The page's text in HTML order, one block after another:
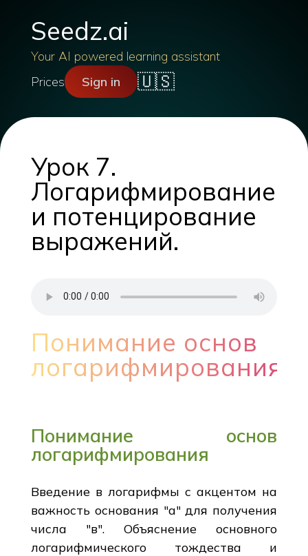
Seedz.ai
Your AI powered learning assistant
Prices
Sign in 🇺🇸
Урок 7.
Логарифмирование
и потенцирование
выражений.
Понимание основ
логарифмирования
Понимание основ
логарифмирования
Введение в логарифмы с акцентом на
важность основания "а" для получения
числа "в". Объяснение основного
логарифмического тождества и